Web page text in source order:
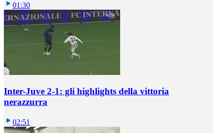
01:30
Inter-Juve 2-1: gli highlights della vittoria
nerazzurra
02:51